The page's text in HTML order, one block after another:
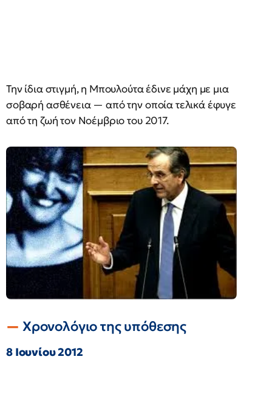
Την ίδια στιγμή, η Μπουλούτα έδινε μάχη με μια
σοβαρή ασθένεια — από την οποία τελικά έφυγε
από τη ζωή τον Νοέμβριο του 2017.
Χρονολόγιο της υπόθεσης
8 Ιουνίου 2012